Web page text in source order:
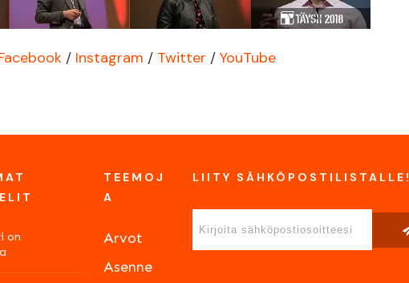
/ Instagram / Twitter / YouTube
on
TEEMOJ
A
Arvot
Asenne
LIITY SÄHKÖPOSTILISTALLE!